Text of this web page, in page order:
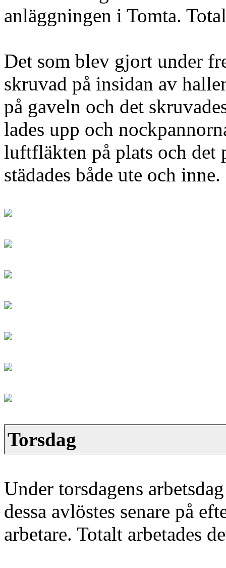
anläggningen i Tomta.
Det som blev gjort under
skruvad på insidan av
på gaveln och det
lades upp och
luftfläkten på plats och det
städades både ute och inne.
Torsdag
Under torsdagens
dessa avlöstes senare på
arbetare. Totalt arbetades